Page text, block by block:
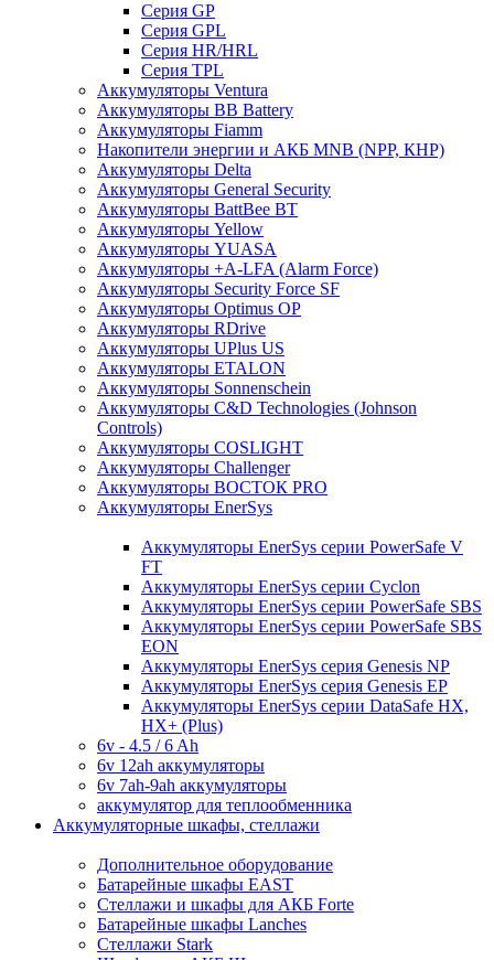
Cерия GP
Серия GPL
Серия HR/HRL
Серия TPL
Аккумуляторы Ventura
Аккумуляторы BB Battery
Аккумуляторы Fiamm
Накопители энергии и АКБ MNB (NPP, КНР)
Аккумуляторы Delta
Аккумуляторы General Security
Аккумуляторы BattBee BT
Аккумуляторы Yellow
Аккумуляторы YUASA
Аккумуляторы +A-LFA (Alarm Force)
Аккумуляторы Security Force SF
Аккумуляторы Optimus OP
Аккумуляторы RDrive
Аккумуляторы UPlus US
Аккумуляторы ETALON
Аккумуляторы Sonnenschein
Аккумуляторы С&D Technologies (Johnson
Controls)
Аккумуляторы COSLIGHT
Аккумуляторы Challenger
Аккумуляторы ВОСТОК PRO
Аккумуляторы EnerSys
Аккумуляторы EnerSys серии PowerSafe V
FT
Аккумуляторы EnerSys серии Cyclon
Аккумуляторы EnerSys серии PowerSafe SBS
Аккумуляторы EnerSys серии PowerSafe SBS
EON
Аккумуляторы EnerSys серия Genesis NP
Аккумуляторы EnerSys серия Genesis EP
Аккумуляторы EnerSys серии DataSafe HX,
HX+ (Plus)
6v - 4.5 / 6 Ah
6v 12ah аккумуляторы
6v 7ah-9ah аккумуляторы
аккумулятор для теплообменника
Аккумуляторные шкафы, стеллажи
Дополнительное оборудование
Батарейные шкафы EAST
Стеллажи и шкафы для АКБ Forte
Батарейные шкафы Lanches
Стеллажи Stark